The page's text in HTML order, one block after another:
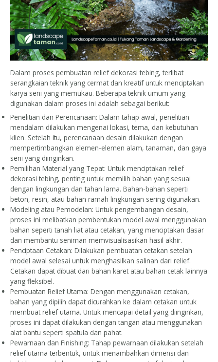
Dalam proses pembuatan relief dekorasi tebing, terlibat
serangkaian teknik yang cermat dan kreatif untuk menciptakan
karya seni yang memukau. Beberapa teknik umum yang
digunakan dalam proses ini adalah sebagai berikut:
Penelitian dan Perencanaan: Dalam tahap awal, penelitian
mendalam dilakukan mengenai lokasi, tema, dan kebutuhan
klien. Setelah itu, perencanaan desain dilakukan dengan
mempertimbangkan elemen-elemen alam, tanaman, dan gaya
seni yang diinginkan.
Pemilihan Material yang Tepat: Untuk menciptakan relief
dekorasi tebing, penting untuk memilih bahan yang sesuai
dengan lingkungan dan tahan lama. Bahan-bahan seperti
beton, resin, atau bahan ramah lingkungan sering digunakan.
Modeling atau Pemodelan: Untuk pengembangan desain,
proses ini melibatkan pembentukan model awal menggunakan
bahan seperti tanah liat atau cetakan, yang menciptakan dasar
dan membantu seniman memvisualisasikan hasil akhir.
Penciptaan Cetakan: Dilakukan pembuatan cetakan setelah
model awal selesai untuk menghasilkan salinan dari relief.
Cetakan dapat dibuat dari bahan karet atau bahan cetak lainnya
yang fleksibel.
Pembuatan Relief Utama: Dengan menggunakan cetakan,
bahan yang dipilih dapat dicurahkan ke dalam cetakan untuk
membuat relief utama. Untuk mencapai detail yang diinginkan,
proses ini dapat dilakukan dengan tangan atau menggunakan
alat bantu seperti spatula dan pahat.
Pewarnaan dan Finishing: Tahap pewarnaan dilakukan setelah
relief utama terbentuk, untuk menambahkan dimensi dan